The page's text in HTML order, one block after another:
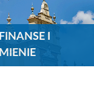
FINANSE I
MIENIE